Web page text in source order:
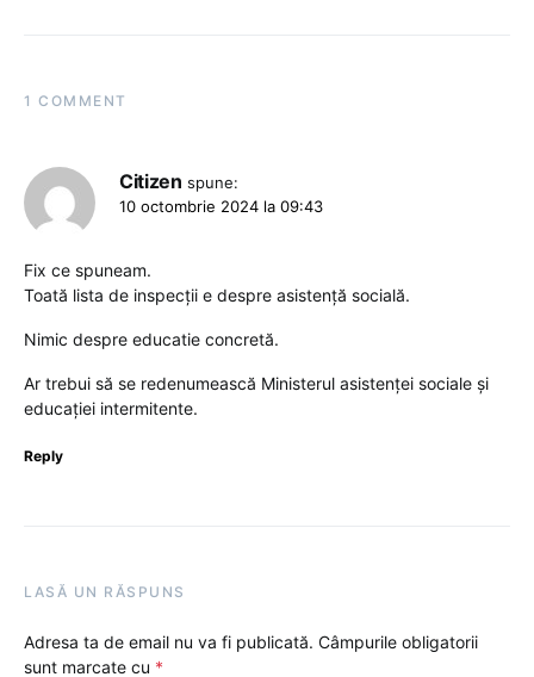
1 COMMENT
Citizen spune:
10 octombrie 2024 la 09:43
Fix ce spuneam.
Toată lista de inspecții e despre asistență socială.
Nimic despre educatie concretă.
Ar trebui să se redenumească Ministerul asistenței sociale și
educației intermitente.
Reply
LASĂ UN RĂSPUNS
Adresa ta de email nu va fi publicată. Câmpurile obligatorii
sunt marcate cu *